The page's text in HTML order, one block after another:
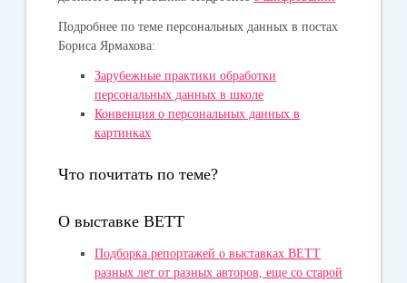
Подробнее по теме персональных данных в постах
Бориса Ярмахова:
Зарубежные практики обработки
персональных данных в школе
Конвенция о персональных данных в
картинках
Что почитать по теме?
О выставке BETT
Подборка репортажей о выставках BETT
разных лет от разных авторов, еще со старой